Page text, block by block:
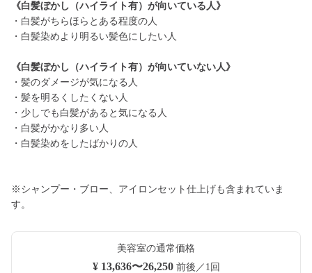
《白髪ぼかし（ハイライト有）が向いている人》
・白髪がちらほらとある程度の人
・白髪染めより明るい髪色にしたい人
《白髪ぼかし（ハイライト有）が向いていない人》
・髪のダメージが気になる人
・髪を明るくしたくない人
・少しでも白髪があると気になる人
・白髪がかなり多い人
・白髪染めをしたばかりの人
※シャンプー・ブロー、アイロンセット仕上げも含まれていま
す。
美容室の通常価格
¥ 13,636〜26,250前後／1回